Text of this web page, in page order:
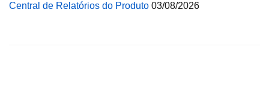
Central de Relatórios do Produto 03/08/2026